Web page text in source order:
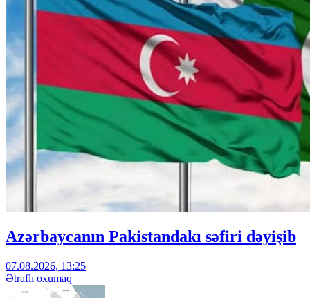
Azərbaycanın Pakistandakı səfiri dəyişib
07.08.2026, 13:25
Ətraflı oxumaq